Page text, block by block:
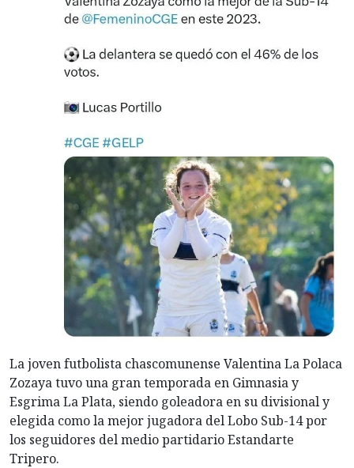
La joven futbolista chascomunense Valentina La Polaca
Zozaya tuvo una gran temporada en Gimnasia y
Esgrima La Plata, siendo goleadora en su divisional y
elegida como la mejor jugadora del Lobo Sub-14 por
los seguidores del medio partidario Estandarte
Tripero.